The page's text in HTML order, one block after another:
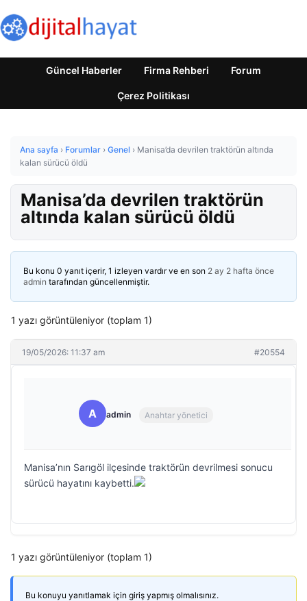
Güncel Haberler Firma Rehberi Forum
Çerez Politikası
Ana sayfa › Forumlar › Genel › Manisa’da devrilen traktörün altında
kalan sürücü öldü
Manisa’da devrilen traktörün
altında kalan sürücü öldü
Bu konu 0 yanıt içerir, 1 izleyen vardır ve en son 2 ay 2 hafta önce
admin tarafından güncellenmiştir.
1 yazı görüntüleniyor (toplam 1)
19/05/2026: 11:37 am #20554
A admin Anahtar yönetici
Manisa’nın Sarıgöl ilçesinde traktörün devrilmesi sonucu
sürücü hayatını kaybetti.
1 yazı görüntüleniyor (toplam 1)
Bu konuyu yanıtlamak için giriş yapmış olmalısınız.